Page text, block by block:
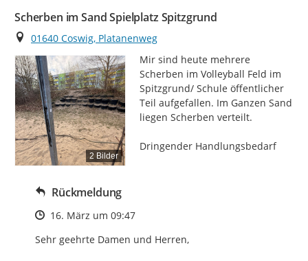
Scherben im Sand Spielplatz Spitzgrund
Ort
01640 Coswig, Platanenweg
2 Bilder
Mir sind heute mehrere
Scherben im Volleyball Feld im
Spitzgrund/ Schule öffentlicher
Teil aufgefallen. Im Ganzen Sand
liegen Scherben verteilt.
Dringender Handlungsbedarf
Rückmeldung
Zeitpunkt des Erstellens
16. März um 09:47
Sehr geehrte Damen und Herren,